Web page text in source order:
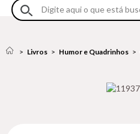
Livros Humor e Quadrinhos